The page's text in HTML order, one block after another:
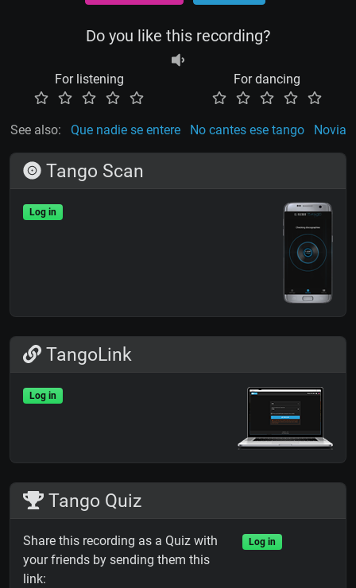
Do you like this recording?
For listening For dancing
See also: Que nadie se entere No cantes ese tango Novia
Tango Scan
Log in
TangoLink
Log in
Tango Quiz
Share this recording as a Quiz with
your friends by sending them this
link:
Log in